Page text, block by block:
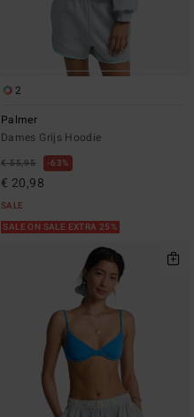
2
Palmer
Dames Grijs Hoodie
€ 55,95 63%
€ 20,98
SALE
SALE ON SALE EXTRA 25%